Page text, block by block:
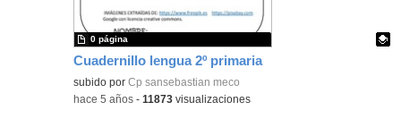
Cuadernillo lengua 2º primaria
Contenido educativo.
subido porCp sansebastian meco
0 página
-hace 5 años -11873 visualizaciones